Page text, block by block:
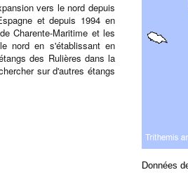
vers le nord depuis
et depuis 1994 en
Charente-Maritime et les
nord en s'établissant en
des Rulières dans la
sur d'autres étangs